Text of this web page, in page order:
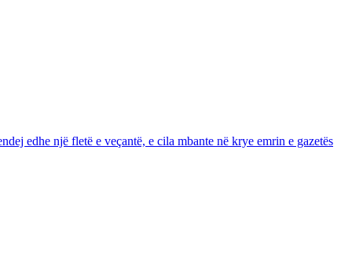
edhe një fletë e veçantë, e cila mbante në krye emrin e gazetës